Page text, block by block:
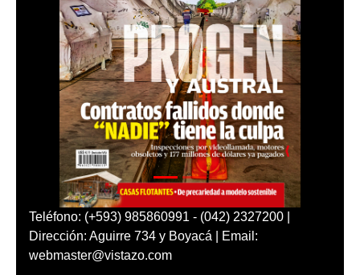
Teléfono: (+593) 985860991 - (042) 2327200 |
Dirección: Aguirre 734 y Boyacá | Email:
webmaster@vistazo.com